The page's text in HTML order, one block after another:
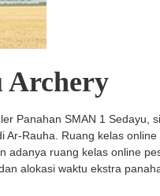
Archery
Panahan SMAN 1 Sedayu,
Ar-Rauha. Ruang kelas
adanya ruang kelas online
alokasi waktu ekstra